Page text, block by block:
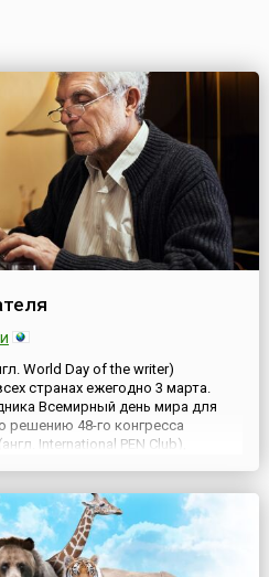
World Day of the writer)
странах ежегодно 3 марта.
Всемирный день мира для
решению 48-го конгресса
International PEN Club),